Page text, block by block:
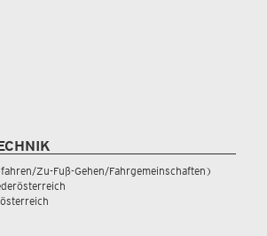
Zu-Fuß-Gehen/Fahrgemeinschaften)